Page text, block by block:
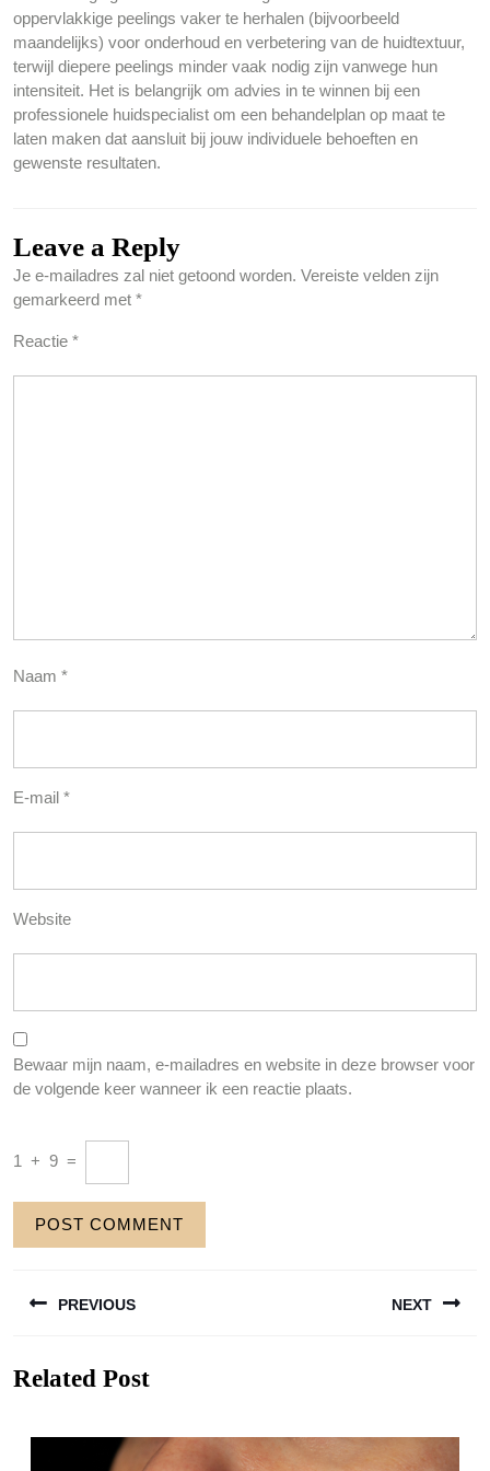
oppervlakkige peelings vaker te herhalen (bijvoorbeeld
maandelijks) voor onderhoud en verbetering van de huidtextuur,
terwijl diepere peelings minder vaak nodig zijn vanwege hun
intensiteit. Het is belangrijk om advies in te winnen bij een
professionele huidspecialist om een behandelplan op maat te
laten maken dat aansluit bij jouw individuele behoeften en
gewenste resultaten.
Leave a Reply
Je e-mailadres zal niet getoond worden. Vereiste velden zijn
gemarkeerd met *
Reactie *
Naam *
E-mail *
Website
Bewaar mijn naam, e-mailadres en website in deze browser voor
de volgende keer wanneer ik een reactie plaats.
1 + 9 =
PREVIOUS
post:
NEXT
Related Post